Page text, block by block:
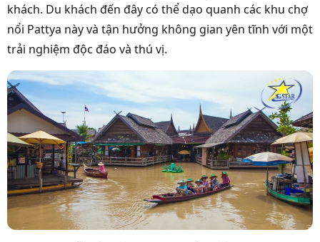
khách. Du khách đến đây có thể dạo quanh các khu chợ
nổi Pattya này và tận hưởng không gian yên tĩnh với một
trải nghiệm độc đáo và thú vị.